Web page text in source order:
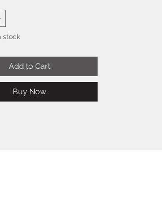
intelligente
in-one riempie
il tuo soggiorno con
mondo di
musicale. Dotato
(DAB+) / radio
e radio Internet e
stock
Add to Cart
Buy Now